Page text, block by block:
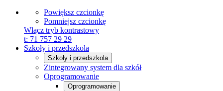
Powiększ czcionkę
Pomniejsz czcionkę
Włącz tryb kontrastowy
t: 71 757 29 29
Szkoły i przedszkola
Szkoły i przedszkola
Zintegrowany system dla szkół
Oprogramowanie
Oprogramowanie